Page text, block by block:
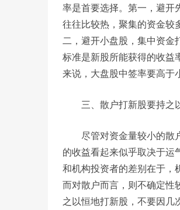
率是首要选择。第一，避开
往往比较热，聚集的资金较
二，避开小盘股，集中资金
标准是新股所能获得的收益
来说，大盘股中签率要高于
三、散户打新股要持之
尽管对资金量较小的散
的收益看起来似乎取决于运
和机构投资者的差别在于，
而对散户而言，则不确定性
之以恒地打新股，不要因